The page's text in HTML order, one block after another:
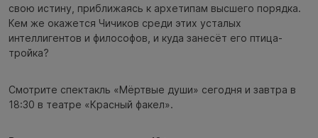
свою истину, приближаясь к архетипам высшего порядка.
Кем же окажется Чичиков среди этих усталых
интеллигентов и философов, и куда занесёт его птица-
тройка?
Смотрите спектакль «Мёртвые души» сегодня и завтра в
18:30 в театре «Красный факел».